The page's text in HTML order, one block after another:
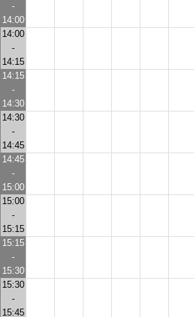
-
14:00
14:00
-
14:15
14:15
-
14:30
14:30
-
14:45
14:45
-
15:00
15:00
-
15:15
15:15
-
15:30
15:30
-
15:45